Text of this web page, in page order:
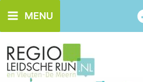
naar
de
inhoud
MENU